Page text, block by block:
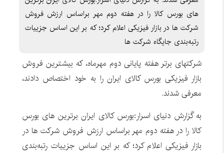
های بورس کالا را در هفته دوم مهر براساس ارزش فروش
شرکت ها در بازار فیزیکی اعلام کرد؛ که بر این اساس جزییات
رتبه‌بندی جایگاه شرکت ها
شرکتهای برتر هفته پایانی دوم مهرماه، که بیشترین فروش
بازار فیزیکی بورس کالای ایران را به خود اختصاص دادند،
معرفی شدند.
به گزارش دنیای اسرار:بورس کالای ایران برترین های بورس
کالا را در هفته دوم مهر براساس ارزش فروش شرکت ها در
بازار فیزیکی اعلام کرد؛ که بر این اساس جزییات رتبه‌بندی